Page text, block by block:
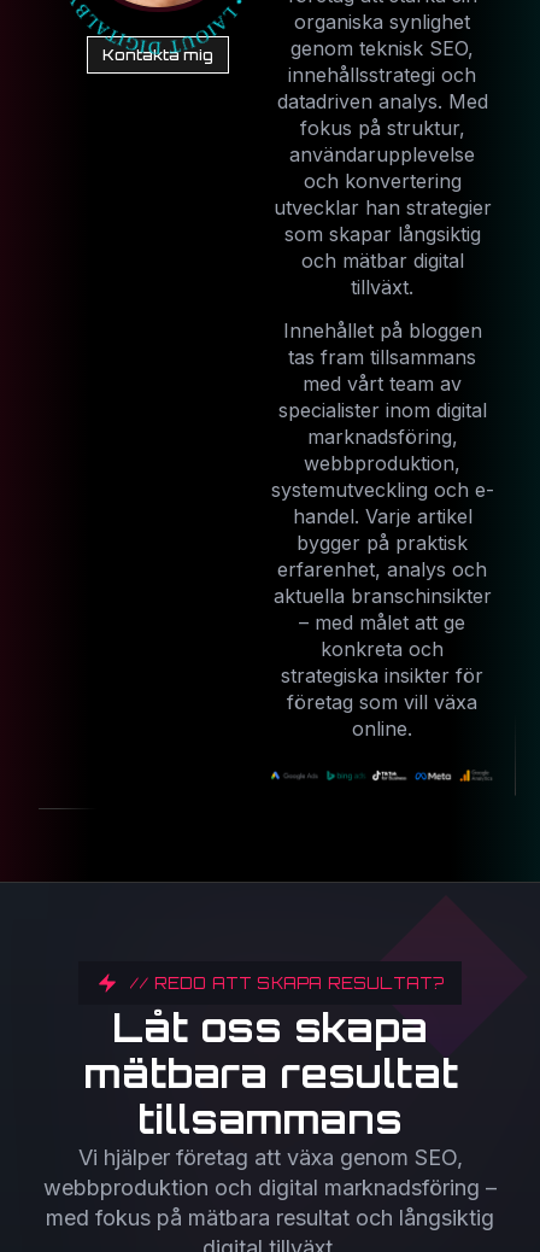
Kontakta mig
organiska synlighet
genom teknisk SEO,
innehållsstrategi och
datadriven analys. Med
fokus på struktur,
användarupplevelse
och konvertering
utvecklar han strategier
som skapar långsiktig
och mätbar digital
tillväxt.
Innehållet på bloggen
tas fram tillsammans
med vårt team av
specialister inom digital
marknadsföring,
webbproduktion,
systemutveckling och e-
handel. Varje artikel
bygger på praktisk
erfarenhet, analys och
aktuella branschinsikter
– med målet att ge
konkreta och
strategiska insikter för
företag som vill växa
online.
// REDO ATT SKAPA RESULTAT?
Låt oss skapa
mätbara resultat
tillsammans
Vi hjälper företag att växa genom SEO,
webbproduktion och digital marknadsföring –
med fokus på mätbara resultat och långsiktig